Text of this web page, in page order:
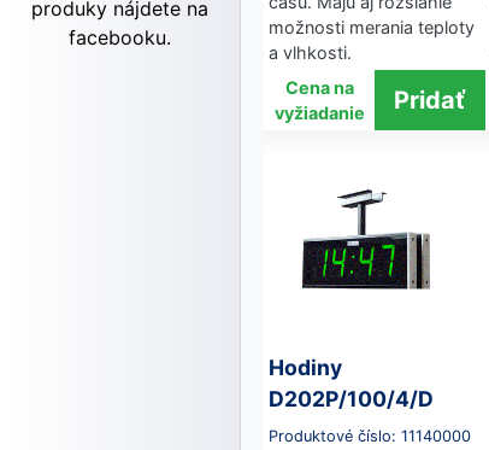
produky nájdete na
facebooku.
možnosti merania teploty
a vlhkosti.
Cena na
vyžiadanie
Hodiny
D202P/100/4/D
Produktové číslo: 11140000